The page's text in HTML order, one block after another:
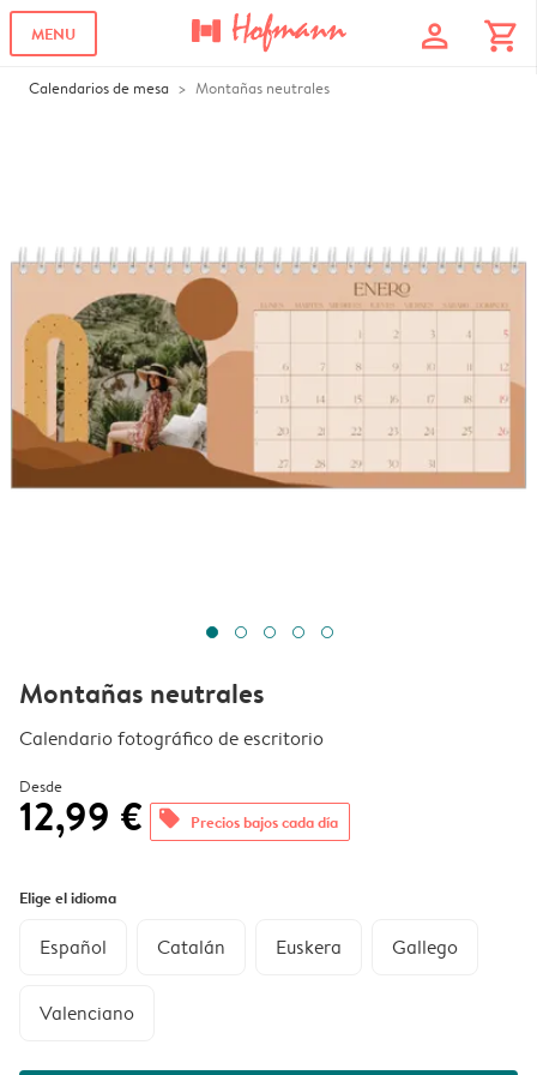
MENU profile shopping_cart
Calendarios de mesa Montañas neutrales
Montañas neutrales
Calendario fotográfico de escritorio
Desde
12,99 € offers Precios bajos cada día
Elige el idioma
Español Catalán Euskera Gallego
Valenciano